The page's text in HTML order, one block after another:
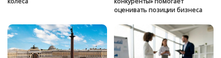
оценивать позиции бизнеса